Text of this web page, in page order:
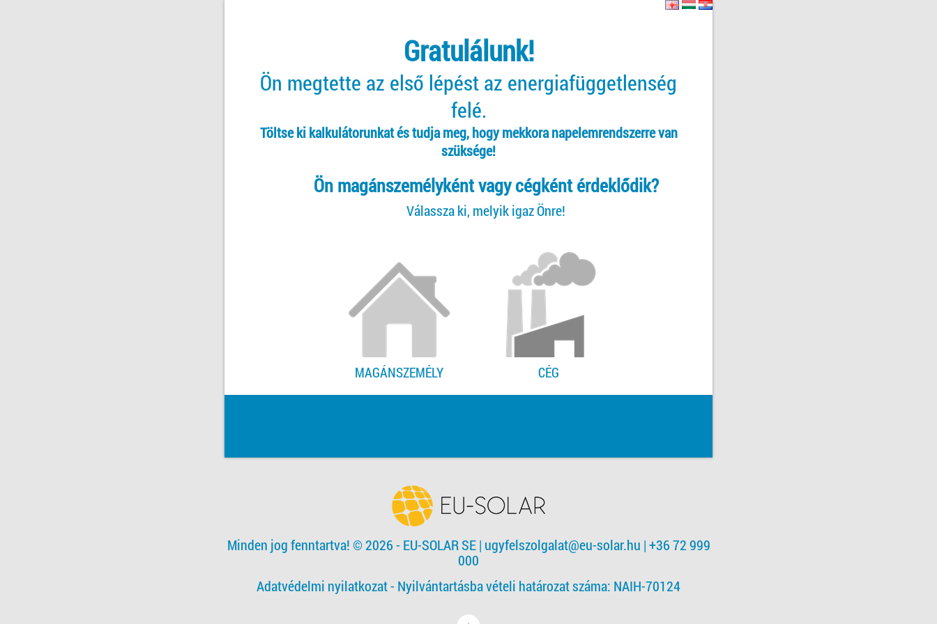
Gratulálunk!
Ön megtette az első lépést az energiafüggetlenség
felé.
Töltse ki kalkulátorunkat és tudja meg, hogy mekkora napelemrendszerre van
szüksége!
Ön magánszemélyként vagy cégként érdeklődik?
Válassza ki, melyik igaz Önre!
MAGÁNSZEMÉLY CÉG
Minden jog fenntartva! © 2026 - EU-SOLAR SE| ugyfelszolgalat@eu-solar.hu | +36 72 999
000
Adatvédelmi nyilatkozat - Nyilvántartásba vételi határozat száma: NAIH-70124